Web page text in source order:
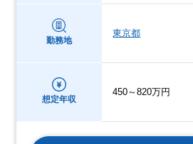
勤務地
東京都
想定年収
450～820万円